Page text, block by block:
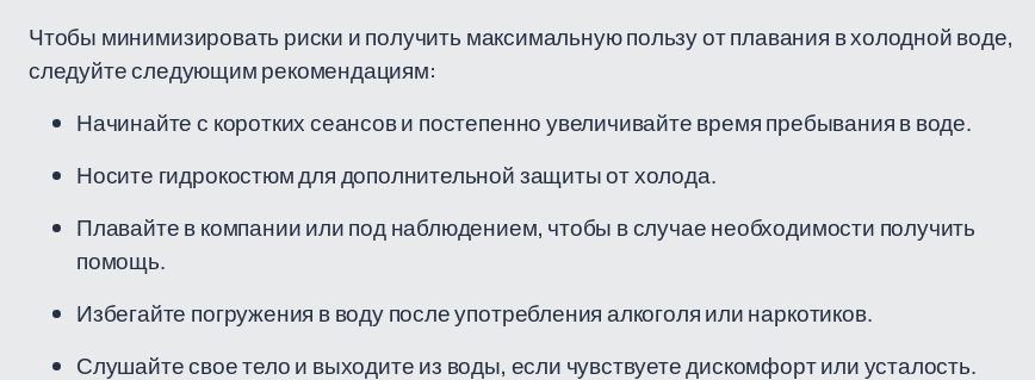
Чтобы минимизировать риски и получить максимальную пользу от плавания в холодной воде,
следуйте следующим рекомендациям:
Начинайте с коротких сеансов и постепенно увеличивайте время пребывания в воде.
Носите гидрокостюм для дополнительной защиты от холода.
Плавайте в компании или под наблюдением, чтобы в случае необходимости получить
помощь.
Избегайте погружения в воду после употребления алкоголя или наркотиков.
Слушайте свое тело и выходите из воды, если чувствуете дискомфорт или усталость.